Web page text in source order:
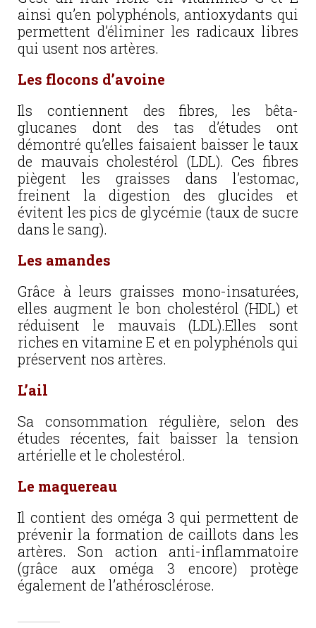
ainsi qu’en polyphénols, antioxydants qui
permettent d’éliminer les radicaux libres
qui usent nos artères.
Les flocons d’avoine
Ils contiennent des fibres, les bêta-
glucanes dont des tas d’études ont
démontré qu’elles faisaient baisser le taux
de mauvais cholestérol (LDL). Ces fibres
piègent les graisses dans l’estomac,
freinent la digestion des glucides et
évitent les pics de glycémie (taux de sucre
dans le sang).
Les amandes
Grâce à leurs graisses mono-insaturées,
elles augment le bon cholestérol (HDL) et
réduisent le mauvais (LDL).Elles sont
riches en vitamine E et en polyphénols qui
préservent nos artères.
L’ail
Sa consommation régulière, selon des
études récentes, fait baisser la tension
artérielle et le cholestérol.
Le maquereau
Il contient des oméga 3 qui permettent de
prévenir la formation de caillots dans les
artères. Son action anti-inflammatoire
(grâce aux oméga 3 encore) protège
également de l’athérosclérose.